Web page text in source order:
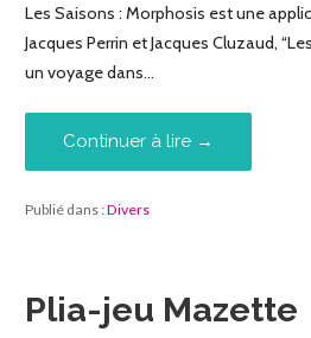
Les Saisons : Morphosis est une
Jacques Perrin et Jacques Cluzaud,
un voyage dans…
Continuer à lire →
Publié dans :Divers
Plia-jeu Mazette